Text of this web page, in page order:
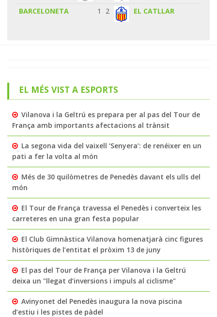
BARCELONETA 1 2 EL CATLLAR
EL MÉS VIST A ESPORTS
Vilanova i la Geltrú es prepara per al pas del Tour de
França amb importants afectacions al trànsit
La segona vida del vaixell ‘Senyera’: de renéixer en un
pati a fer la volta al món
Més de 30 quilòmetres de Penedès davant els ulls del
món
El Tour de França travessa el Penedès i converteix les
carreteres en una gran festa popular
El Club Gimnàstica Vilanova homenatjarà cinc figures
històriques de l’entitat el pròxim 13 de juny
El pas del Tour de França per Vilanova i la Geltrú
deixa un "llegat d’inversions i impuls al ciclisme"
Avinyonet del Penedès inaugura la nova piscina
d’estiu i les pistes de pàdel